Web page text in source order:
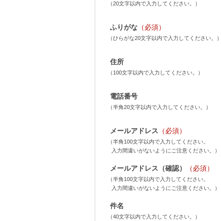
（20文字以内で入力してください。）
ふりがな （必須）
（ひらがな20文字以内で入力してください。
住所
（100文字以内で入力してください。）
電話番号
（半角20文字以内で入力してください。）
メールアドレス （必須）
（半角100文字以内で入力してください。
入力間違いがないようにご注意ください。）
メールアドレス（確認） （必須）
（半角100文字以内で入力してください。
入力間違いがないようにご注意ください。）
件名
（40文字以内で入力してください。）